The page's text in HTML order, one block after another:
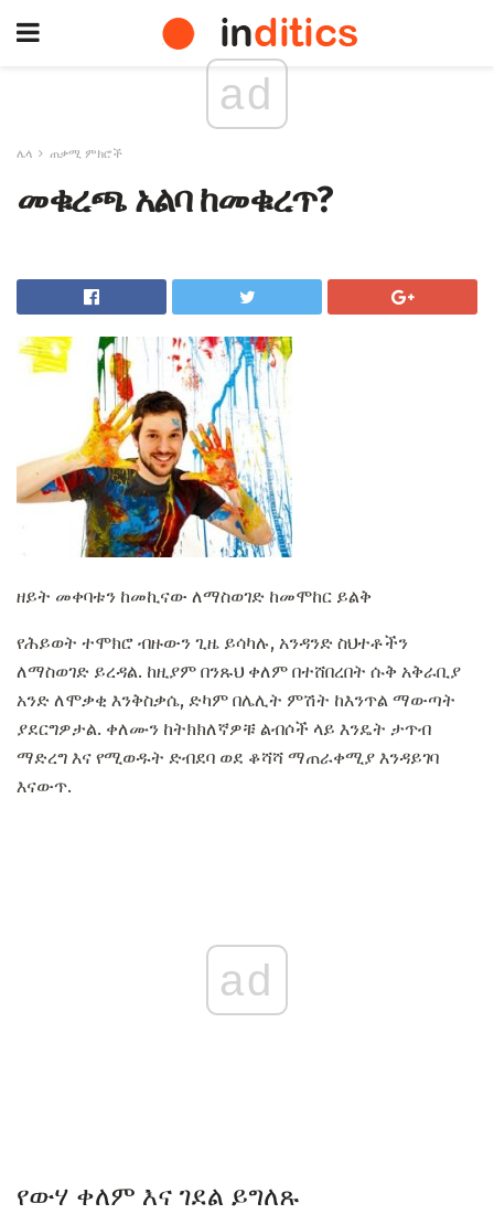
ad
ሌላ ጠቃሚ ምክሮች
መቁረጫ አልባ ከመቁረጥ?
ዘይት መቀባቱን ከመኪናው ለማስወገድ ከመሞከር ይልቅ
የሕይወት ተሞክሮ ብዙውን ጊዜ ይሳካሉ, አንዳንድ ስህተቶችን
ለማስወገድ ይረዳል. ከዚያም በንጹህ ቀለም በተሸበረበት ሱቅ አቅራቢያ
አንድ ለሞቃቂ እንቅስቃሴ, ድካም በሌሊት ምሽት ከእንጥል ማውጣት
ያደርግዎታል. ቀለሙን ከትክክለኛዎቹ ልብሶች ላይ እንዴት ታጥብ
ማድረግ እና የሚወዱት ድብደባ ወደ ቆሻሻ ማጠራቀሚያ እንዳይገባ
እናውጥ.
ad
የውሃ ቀለም እና ገደል ይግለጹ